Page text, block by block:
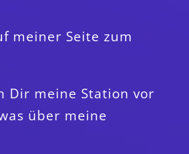
meiner Seite zum
Dir meine Station vor
über meine